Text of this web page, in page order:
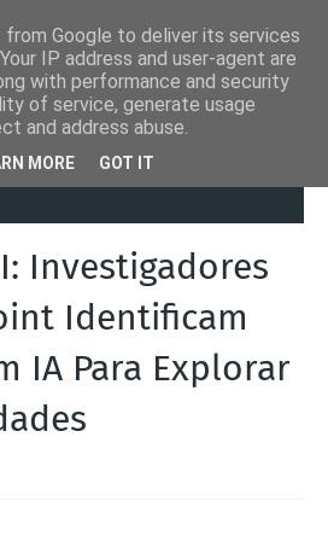
Inside
Hexstrike-AI: Investigadores da
Investigadores
Identificam
IA Para Explorar
Google to deliver its services
IP address and user-agent are
with performance and security
of service, generate usage
and address abuse.
MORE GOT IT